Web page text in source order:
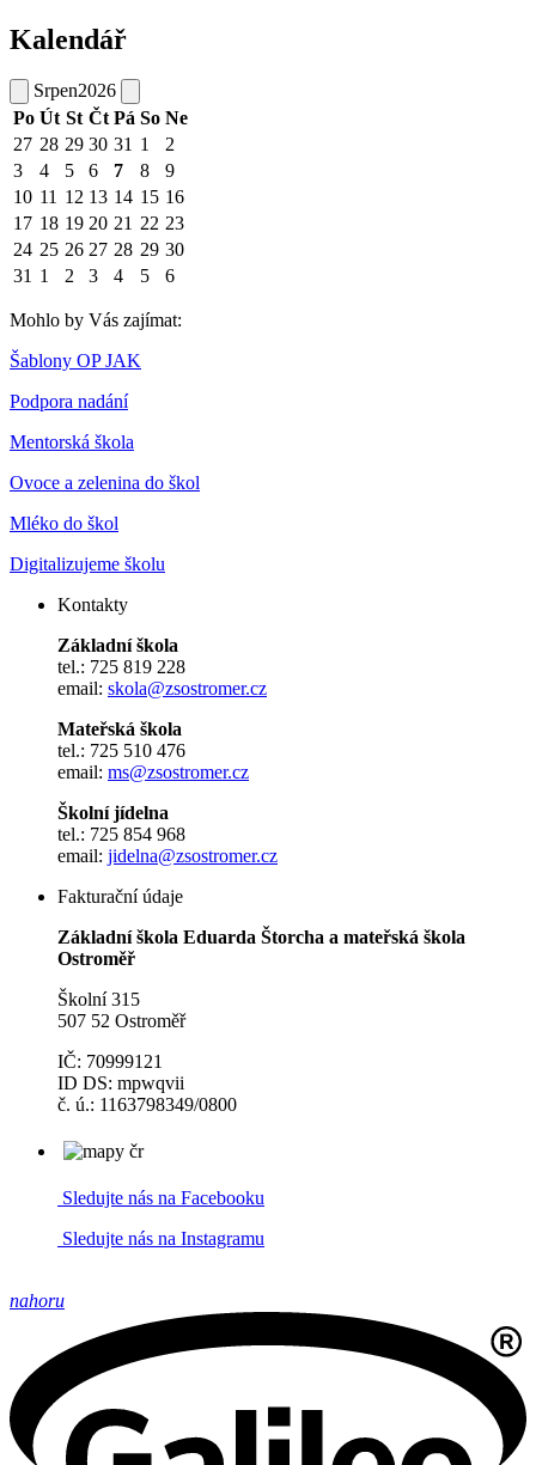
Kalendář
Srpen2026
Po Út St Čt Pá So Ne
27 28 29 30 31 1
2
3
4 5 6 7 8
9
10 11 12 13 14 15 16
17 18 19 20 21 22 23
24 25 26 27 28 29 30
31 1 2 3 4 5 6
Mohlo by Vás zajímat:
Šablony OP JAK
Podpora nadání
Mentorská škola
Ovoce a zelenina do škol
Mléko do škol
Digitalizujeme školu
Kontakty
Základní škola
tel.: 725 819 228
email: skola@zsostromer.cz
Mateřská škola
tel.: 725 510 476
email: ms@zsostromer.cz
Školní jídelna
tel.: 725 854 968
email: jidelna@zsostromer.cz
Fakturační údaje
Základní škola Eduarda Štorcha a mateřská škola
Ostroměř
Školní 315
507 52 Ostroměř
IČ: 70999121
ID DS: mpwqvii
č. ú.: 1163798349/0800
Sledujte nás na Facebooku
Sledujte nás na Instagramu
nahoru